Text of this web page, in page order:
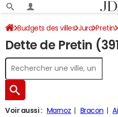
Budgets des villes Jura Pretin
Dette de Pretin
Voir aussi : Marnoz Bracon